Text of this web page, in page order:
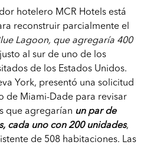
hotelero MCR Hotels está
reconstruir parcialmente el
Lagoon, que agregaría 400
al sur de uno de los
de los Estados Unidos.
York, presentó una solicitud
de Miami-Dade para revisar
que agregarían un par de
cada uno con 200 unidades,
de 508 habitaciones. Las